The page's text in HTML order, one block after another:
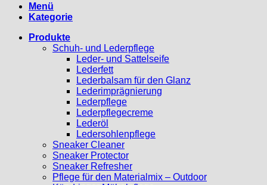
Menü
Kategorie
Produkte
Schuh- und Lederpflege
Leder- und Sattelseife
Lederfett
Lederbalsam für den Glanz
Lederimprägnierung
Lederpflege
Lederpflegecreme
Lederöl
Ledersohlenpflege
Sneaker Cleaner
Sneaker Protector
Sneaker Refresher
Pflege für den Materialmix – Outdoor